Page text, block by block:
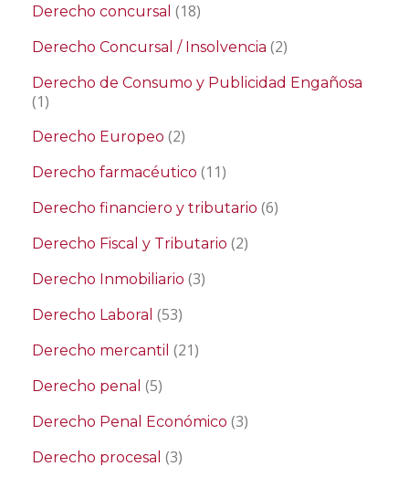
Derecho concursal (18)
Derecho Concursal / Insolvencia (2)
Derecho de Consumo y Publicidad Engañosa
(1)
Derecho Europeo (2)
Derecho farmacéutico (11)
Derecho financiero y tributario (6)
Derecho Fiscal y Tributario (2)
Derecho Inmobiliario (3)
Derecho Laboral (53)
Derecho mercantil (21)
Derecho penal (5)
Derecho Penal Económico (3)
Derecho procesal (3)